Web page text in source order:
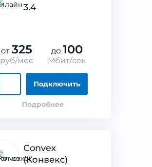
3.4
от 325
руб/мес
до 100
Мбит/сек
Подключить
Подробнее
Convex
(Конвекс)